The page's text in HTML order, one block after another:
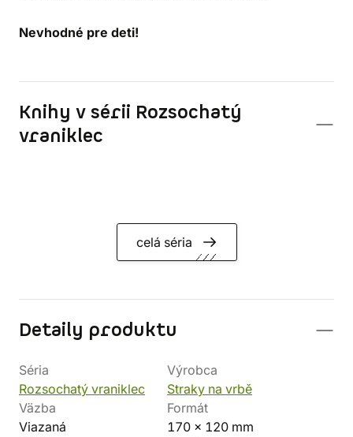
Nevhodné pre deti!
Knihy v sérii Rozsochatý
vraniklec
celá séria
Detaily produktu
Séria
Rozsochatý vraniklec
Výrobca
Straky na vrbě
Väzba
Viazaná
Formát
170 x 120 mm